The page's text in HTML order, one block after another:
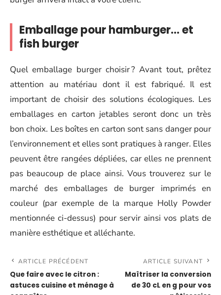
Emballage pour hamburger… et
fish burger
Quel emballage burger choisir ? Avant tout, prêtez
attention au matériau dont il est fabriqué. Il est
important de choisir des solutions écologiques. Les
emballages en carton jetables seront donc un très
bon choix. Les boîtes en carton sont sans danger pour
l’environnement et elles sont pratiques à ranger. Elles
peuvent être rangées dépliées, car elles ne prennent
pas beaucoup de place ainsi. Vous trouverez sur le
marché des emballages de burger imprimés en
couleur (par exemple de la marque Holly Powder
mentionnée ci-dessus) pour servir ainsi vos plats de
manière esthétique et alléchante.
ARTICLE PRÉCÉDENT
Que faire avec le citron :
astuces cuisine et ménage à
ARTICLE SUIVANT
Maîtriser la conversion
de 30 cL en g pour vos